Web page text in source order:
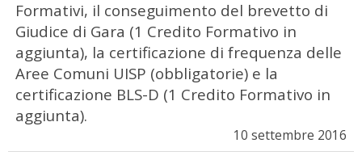
Formativi, il conseguimento del brevetto di
Giudice di Gara (1 Credito Formativo in
aggiunta), la certificazione di frequenza delle
Aree Comuni UISP (obbligatorie) e la
certificazione BLS-D (1 Credito Formativo in
aggiunta).
10 settembre 2016